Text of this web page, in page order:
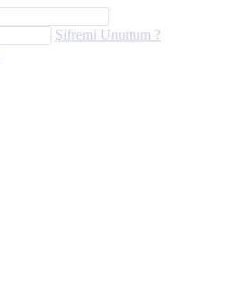
Şifremi Unuttum ?